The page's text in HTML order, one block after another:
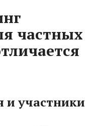
частных
и участники